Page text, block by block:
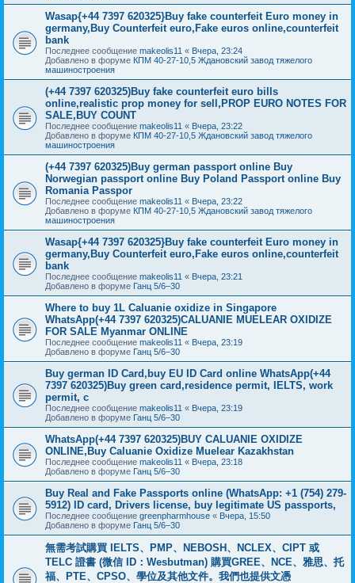
Wasap{+44 7397 620325}Buy fake counterfeit Euro money in
germany,Buy Counterfeit euro,Fake euros online,counterfeit
bank
Последнее сообщение makeolis11 « Вчера, 23:24
Добавлено в форуме КПМ 40-27-10,5 Ждановский завод тяжелого
машиностроения
(+44 7397 620325)Buy fake counterfeit euro bills
online,realistic prop money for sell,PROP EURO NOTES FOR
SALE,BUY COUNT
Последнее сообщение makeolis11 « Вчера, 23:22
Добавлено в форуме КПМ 40-27-10,5 Ждановский завод тяжелого
машиностроения
(+44 7397 620325)Buy german passport online Buy
Norwegian passport online Buy Poland Passport online Buy
Romania Passpor
Последнее сообщение makeolis11 « Вчера, 23:22
Добавлено в форуме КПМ 40-27-10,5 Ждановский завод тяжелого
машиностроения
Wasap{+44 7397 620325}Buy fake counterfeit Euro money in
germany,Buy Counterfeit euro,Fake euros online,counterfeit
bank
Последнее сообщение makeolis11 « Вчера, 23:21
Добавлено в форуме Ганц 5/6–30
Where to buy 1L Caluanie oxidize in Singapore
WhatsApp(+44 7397 620325)CALUANIE MUELEAR OXIDIZE
FOR SALE Myanmar ONLINE
Последнее сообщение makeolis11 « Вчера, 23:19
Добавлено в форуме Ганц 5/6–30
Buy german ID Card,buy EU ID Card online WhatsApp(+44
7397 620325)Buy green card,residence permit, IELTS, work
permit, c
Последнее сообщение makeolis11 « Вчера, 23:19
Добавлено в форуме Ганц 5/6–30
WhatsApp(+44 7397 620325)BUY CALUANIE OXIDIZE
ONLINE,Buy Caluanie Oxidize Muelear Kazakhstan
Последнее сообщение makeolis11 « Вчера, 23:18
Добавлено в форуме Ганц 5/6–30
Buy Real and Fake Passports online (WhatsApp: +1 (754) 279-
5912) ID card, Drivers license, buy legitimate US passports,
Последнее сообщение greenpharmhouse « Вчера, 15:50
Добавлено в форуме Ганц 5/6–30
無需考試購買 IELTS、PMP、NEBOSH、NCLEX、CIPT 或
TELC 證書 (微信 ID：Wesbutman) 購買GREE、NCE、雅思、托
福、PTE、CPSO、學位及其他文件。我們也提供文憑